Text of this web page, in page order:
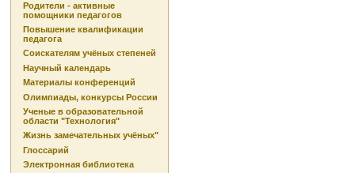
Родители - активные
помощники педагогов
Повышение квалификации
педагога
Соискателям учёных степеней
Научный календарь
Материалы конференций
Олимпиады, конкурсы России
Ученые в образовательной
области "Технология"
Жизнь замечательных учёных"
Глоссарий
Электронная библиотека